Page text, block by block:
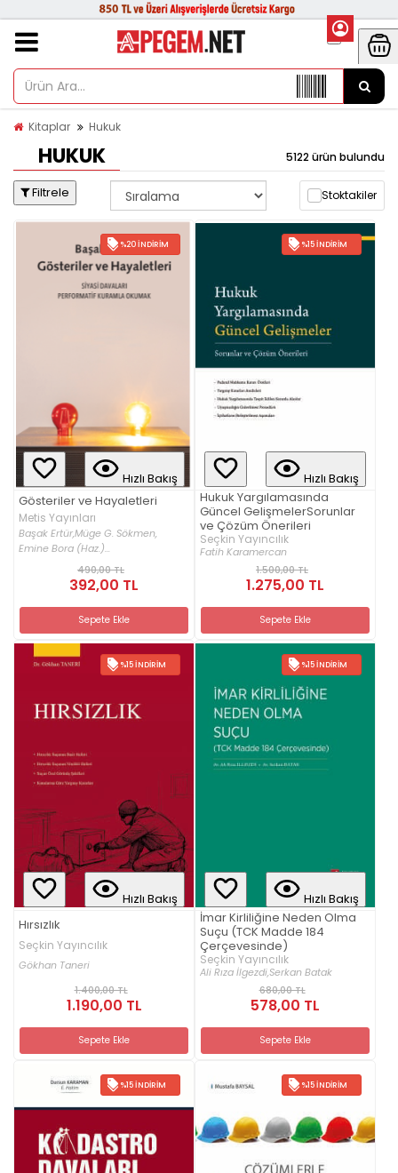
Kitaplar Hukuk
HUKUK 5122 ürün bulundu
Filtrele Stoktakiler
%20 İNDIRIM
Hızlı Bakış
Gösteriler ve Hayaletleri
Metis Yayınları
Başak Ertür,Müge G. Sökmen,
Emine Bora (Haz.)...
490,00 TL
392,00 TL
Sepete Ekle
%15 İNDIRIM
Hızlı Bakış
Hukuk Yargılamasında
Güncel GelişmelerSorunlar
ve Çözüm Önerileri
Seçkin Yayıncılık
Fatih Karamercan
1.500,00 TL
1.275,00 TL
Sepete Ekle
%15 İNDIRIM
Hızlı Bakış
Hırsızlık
Seçkin Yayıncılık
Gökhan Taneri
1.400,00 TL
1.190,00 TL
Sepete Ekle
%15 İNDIRIM
Hızlı Bakış
İmar Kirliliğine Neden Olma
Suçu (TCK Madde 184
Çerçevesinde)
Seçkin Yayıncılık
Ali Rıza İlgezdi,Serkan Batak
680,00 TL
578,00 TL
Sepete Ekle
%15 İNDIRIM %15 İNDIRIM